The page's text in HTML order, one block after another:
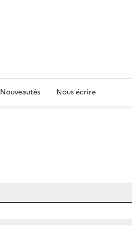
Nouveautés Nous écrire